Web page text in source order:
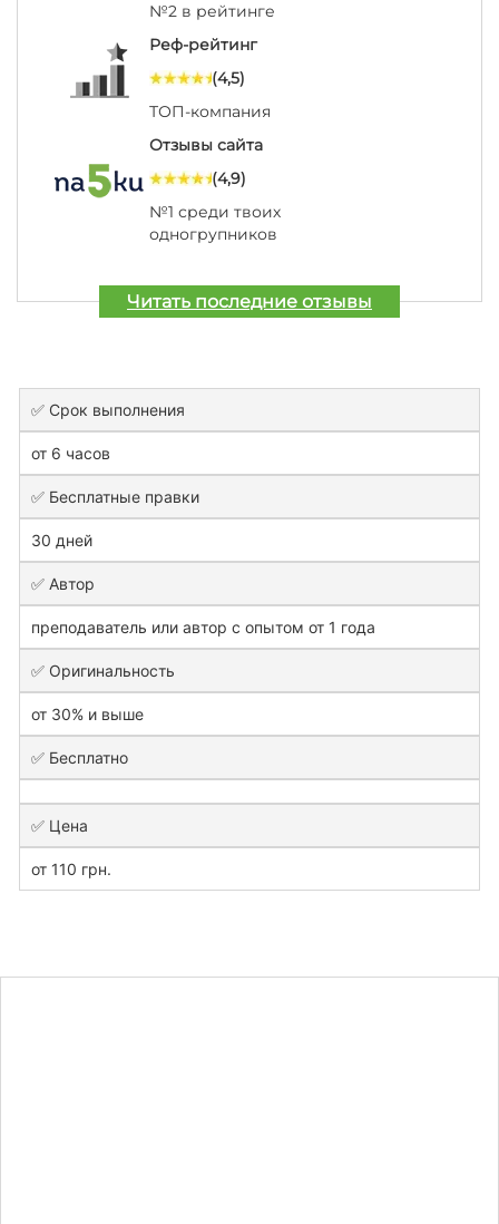
№2 в рейтинге
Реф-рейтинг
(4,5)
ТОП-компания
Отзывы сайта
(4,9)
№1 среди твоих
одногрупников
Читать последние отзывы
✅ Срок выполнения
от 6 часов
✅ Бесплатные правки
30 дней
✅ Автор
преподаватель или автор с опытом от 1 года
✅ Оригинальность
от 30% и выше
✅ Бесплатно
✅ Цена
от 110 грн.